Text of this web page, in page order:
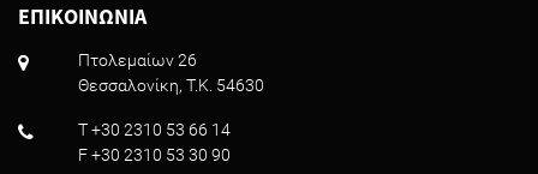
ΕΠΙΚΟΙΝΩΝΙΑ
Πτολεμαίων 26
Θεσσαλονίκη, T.K. 54630
T +30 2310 53 66 14
F +30 2310 53 30 90